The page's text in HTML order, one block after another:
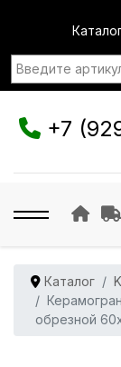
+7
Каталог
обрезной